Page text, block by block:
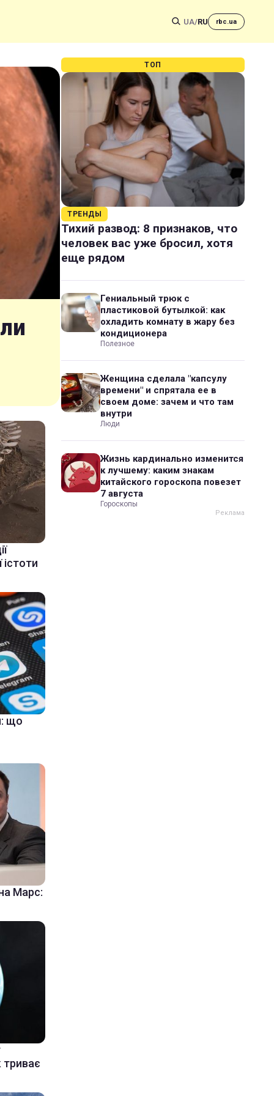
UA/RU rbc.ua
що
Марс:
триває
ТОП
ТРЕНДЫ
Тихий развод: 8 признаков, что
человек вас уже бросил, хотя
еще рядом
Гениальный трюк с
пластиковой бутылкой: как
охладить комнату в жару без
кондиционера
Полезное
Женщина сделала "капсулу
времени" и спрятала ее в
своем доме: зачем и что там
внутри
Люди
Жизнь кардинально изменится
к лучшему: каким знакам
китайского гороскопа повезет
7 августа
Гороскопы